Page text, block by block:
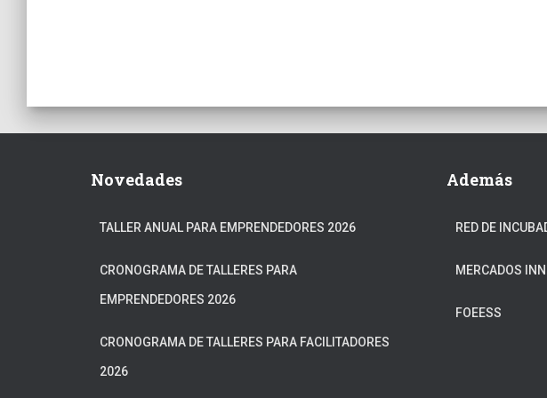
Novedades
TALLER ANUAL PARA EMPRENDEDORES 2026
CRONOGRAMA DE TALLERES PARA
EMPRENDEDORES 2026
CRONOGRAMA DE TALLERES PARA FACILITADORES
2026
Además
RED DE
MERCADOS
FOEESS